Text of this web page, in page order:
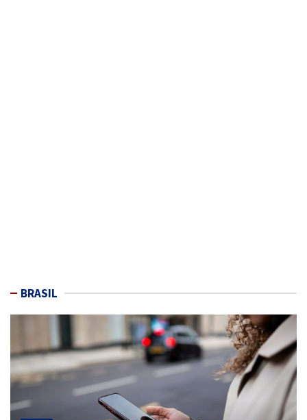
BRASIL